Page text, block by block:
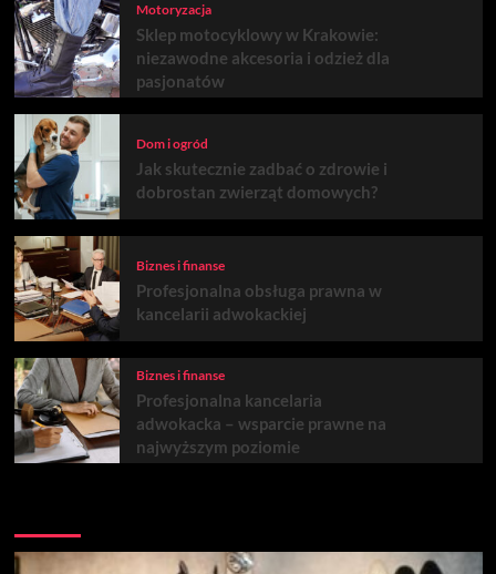
Motoryzacja
Sklep motocyklowy w Krakowie:
niezawodne akcesoria i odzież dla
pasjonatów
Dom i ogród
Jak skutecznie zadbać o zdrowie i
dobrostan zwierząt domowych?
Biznes i finanse
Profesjonalna obsługa prawna w
kancelarii adwokackiej
Biznes i finanse
Profesjonalna kancelaria
adwokacka – wsparcie prawne na
najwyższym poziomie